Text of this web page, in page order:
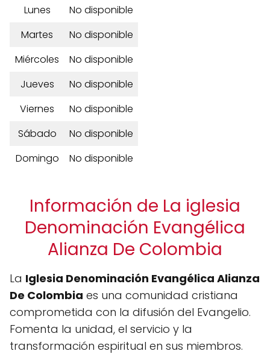
Lunes
No disponible
Martes
No disponible
Miércoles
No disponible
Jueves
No disponible
Viernes
No disponible
Sábado
No disponible
Domingo
No disponible
Información de La iglesia
Denominación Evangélica
Alianza De Colombia
La Iglesia Denominación Evangélica Alianza
De Colombia es una comunidad cristiana
comprometida con la difusión del Evangelio.
Fomenta la unidad, el servicio y la
transformación espiritual en sus miembros.